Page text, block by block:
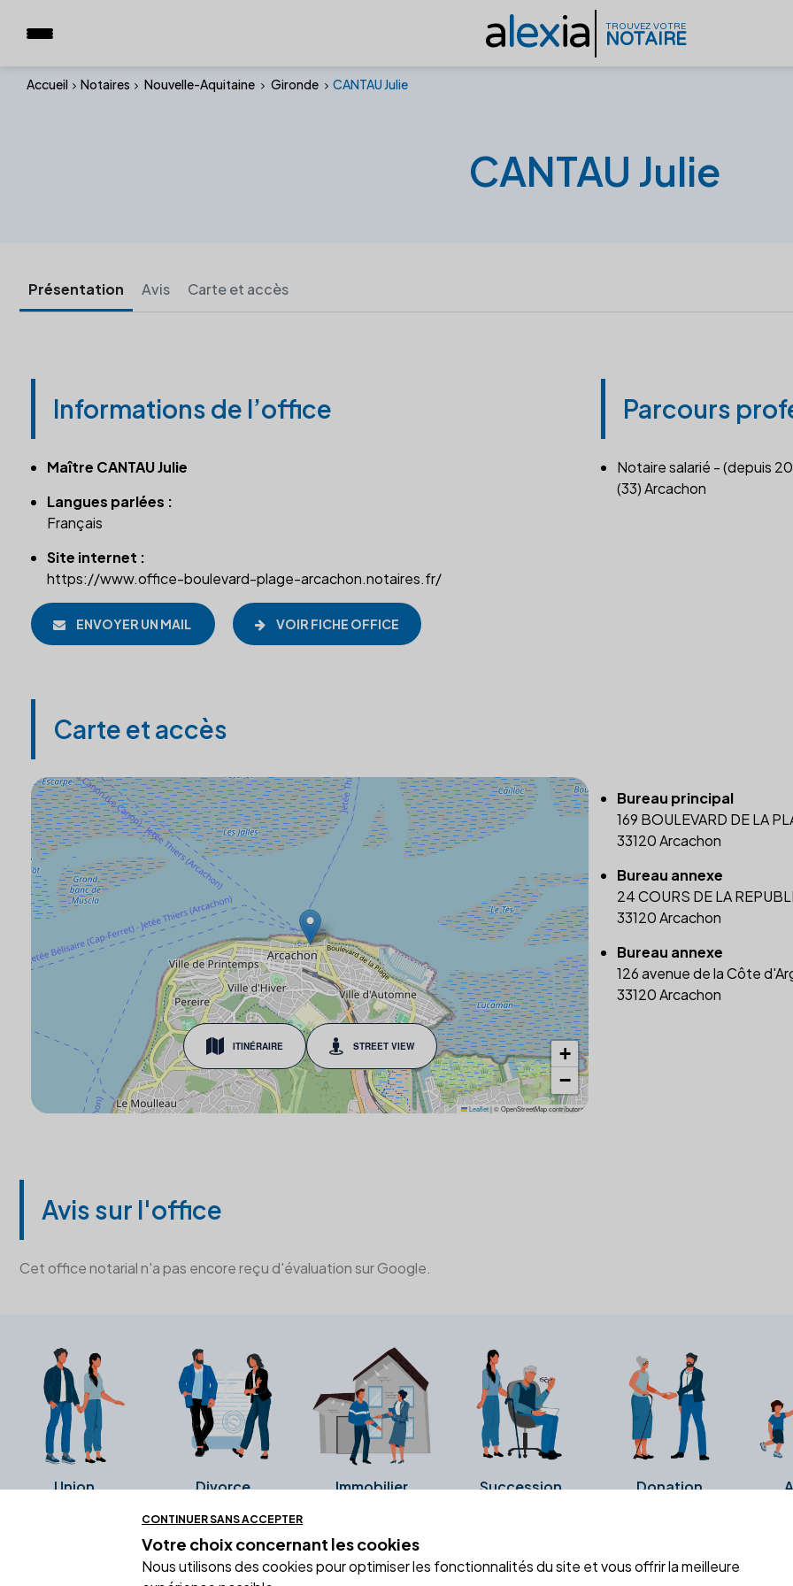
alexia TROUVEZ VOTRE
NOTAIRE
Accueil Notaires Nouvelle-Aquitaine Gironde CANTAU Julie
CANTAU Julie
Présentation Avis Carte et accès
Informations de l’office
Maître CANTAU Julie
Langues parlées :
Français
Site internet :
https://www.office-boulevard-plage-arcachon.notaires.fr/
ENVOYER UN MAIL VOIR FICHE OFFICE
Parcours
Notaire salarié - (depuis
(33) Arcachon
Carte et accès
ITINÉRAIRE STREET VIEW
+
−
Leaflet |© OpenStreetMap contributors
Bureau principal
169 BOULEVARD DE LA
33120 Arcachon
Bureau annexe
24 COURS DE LA
33120 Arcachon
Bureau annexe
126 avenue de la Côte
33120 Arcachon
Avis sur l'office
Cet office notarial n'a pas encore reçu d'évaluation sur Google.
Union Divorce Immobilier Succession Donation
Ces avis proviennent directement de la fiche Google Business de l'office notarial. Ils n'ont ni
CONTINUER SANS ACCEPTER
Votre choix concernant les cookies
Nous utilisons des cookies pour optimiser les fonctionnalités du site et vous offrir la meilleure